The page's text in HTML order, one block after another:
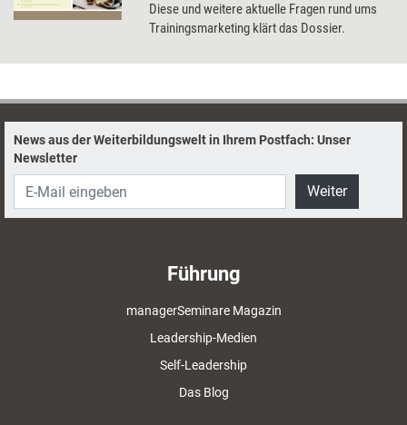
Diese und weitere aktuelle Fragen rund ums
Trainingsmarketing klärt das Dossier.
News aus der Weiterbildungswelt in Ihrem Postfach: Unser
Newsletter
Weiter
Führung
managerSeminare Magazin
Leadership-Medien
Self-Leadership
Das Blog